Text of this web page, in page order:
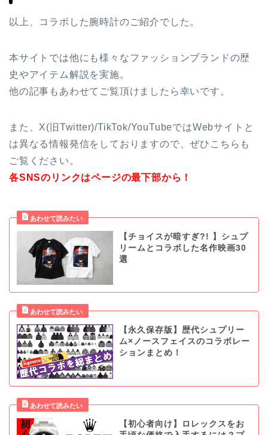
以上、コラボした腕時計のご紹介でした。
本サイトでは他にも様々なファッションブランドの歴
史やアイテム解説を実施。
他の記事もあわせてご覧頂けましたら幸いです。
また、X(旧Twitter)/TikTok/YouTubeではWebサイトと
は異なる情報発信をしておりますので、ぜひこちらも
ご覧ください。
各SNSのリンクはページの最下部から！
【チョイスが暗すぎ?! 】シュプ
リームとコラボした名作映画30
選
【永久保存版】歴代シュプリー
ム×ノースフェイスのコラボレー
ションまとめ！
【初心者向け】ロレックスをお